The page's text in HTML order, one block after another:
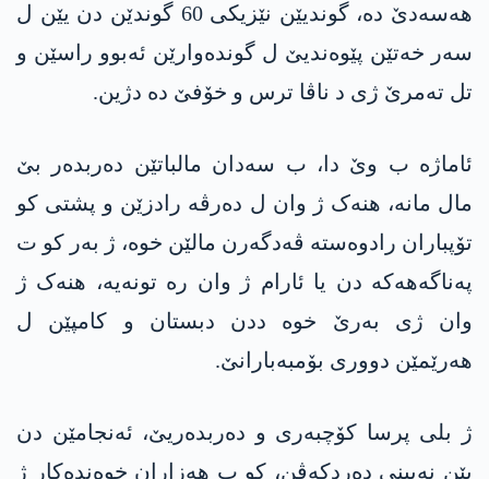
هه‌سه‌دێ دە، گوندیێن نێزیکی 60 گوندێن دن یێن ل
سەر خەتێن پێوەندیێ ل گوندەوارێن ئەبوو راسێن و
تل تەمرێ ژی د ناڤا ترس و خۆفێ دە دژین.
ئاماژە ب وێ دا، ب سەدان مالباتێن دەربدەر بێ
مال مانە، هنەک ژ وان ل دەرڤە رادزێن و پشتی کو
تۆپباران رادوەستە ڤەدگەرن مالێن خوە، ژ بەر کو ت
پەناگەهەکە دن یا ئارام ژ وان رە تونەیە، هنەک ژ
وان ژی بەرێ خوە ددن دبستان و کامپێن ل
هەرێمێن دووری بۆمبەبارانێ.
ژ بلی پرسا کۆچبەری و دەربدەریێ، ئەنجامێن دن
یێن نەیینی دەردکەڤن، کو ب هەزاران خوەندەکار ژ